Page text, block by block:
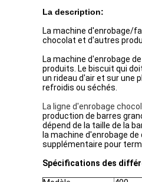
La description:
La machine d'enrobage/
chocolat et d'autres
La machine d'enrobage
produits. Le biscuit qui
un rideau d'air et sur une
refroidis ou séchés.
La ligne d'enrobage
production de barres
dépend de la taille de la
la machine d'enrobage
supplémentaire pour
Spécifications des